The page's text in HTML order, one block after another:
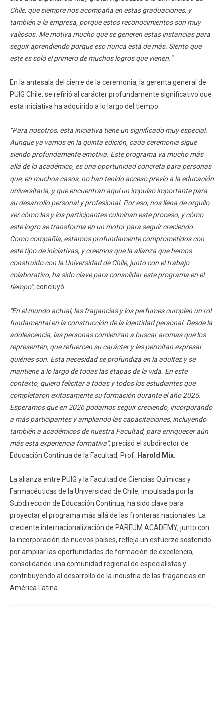
Chile, que siempre nos acompaña en estas graduaciones, y
también a la empresa, porque estos reconocimientos son muy
valiosos. Me motiva mucho que se generen estas instancias para
seguir aprendiendo porque eso nunca está de más. Siento que
este es solo el primero de muchos logros que vienen.”
En la antesala del cierre de la ceremonia, la gerenta general de
PUIG Chile, se refirió al carácter profundamente significativo que
esta iniciativa ha adquirido a lo largo del tiempo:
“Para nosotros, esta iniciativa tiene un significado muy especial.
Aunque ya vamos en la quinta edición, cada ceremonia sigue
siendo profundamente emotiva. Este programa va mucho más
allá de lo académico, es una oportunidad concreta para personas
que, en muchos casos, no han tenido acceso previo a la educación
universitaria, y que encuentran aquí un impulso importante para
su desarrollo personal y profesional. Por eso, nos llena de orgullo
ver cómo las y los participantes culminan este proceso, y cómo
este logro se transforma en un motor para seguir creciendo.
Como compañía, estamos profundamente comprometidos con
este tipo de iniciativas, y creemos que la alianza que hemos
construido con la Universidad de Chile, junto con el trabajo
colaborativo, ha sido clave para consolidar este programa en el
tiempo”,concluyó.
"En el mundo actual, las fragancias y los perfumes cumplen un rol
fundamental en la construcción de la identidad personal. Desde la
adolescencia, las personas comienzan a buscar aromas que los
representen, que refuercen su carácter y les permitan expresar
quiénes son. Esta necesidad se profundiza en la adultez y se
mantiene a lo largo de todas las etapas de la vida. En este
contexto, quiero felicitar a todas y todos los estudiantes que
completaron exitosamente su formación durante el año 2025.
Esperamos que en 2026 podamos seguir creciendo, incorporando
a más participantes y ampliando las capacitaciones, incluyendo
también a académicos de nuestra Facultad, para enriquecer aún
más esta experiencia formativa",precisó el subdirector de
Educación Continua de la Facultad, Prof. Harold Mix
La alianza entre PUIG y la Facultad de Ciencias Químicas y
Farmacéuticas de la Universidad de Chile, impulsada por la
Subdirección de Educación Continua, ha sido clave para
proyectar el programa más allá de las fronteras nacionales. La
creciente internacionalización de PARFUM ACADEMY, junto con
la incorporación de nuevos países, refleja un esfuerzo sostenido
por ampliar las oportunidades de formación de excelencia,
consolidando una comunidad regional de especialistas y
contribuyendo al desarrollo de la industria de las fragancias en
América Latina.